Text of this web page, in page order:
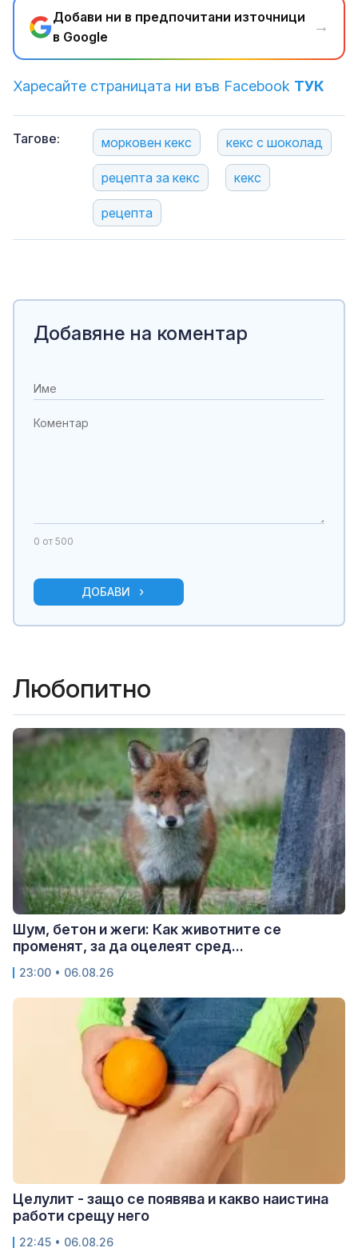
Добави ни в предпочитани източници
в Google
→
Харесайте страницата ни във Facebook ТУК
Тагове: морковен кекс кекс с шоколад
рецепта за кекс кекс
рецепта
Добавяне на коментар
0 от 500
ДОБАВИ
Любопитно
Шум, бетон и жеги: Как животните се
променят, за да оцелеят сред...
23:00 • 06.08.26
Целулит - защо се появява и какво наистина
работи срещу него
22:45 • 06.08.26